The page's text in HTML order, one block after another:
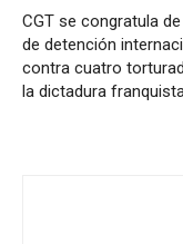
CGT se congratula
de detención
contra cuatro
la dictadura